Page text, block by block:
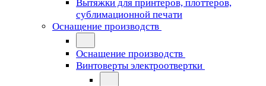
Вытяжки для принтеров, плоттеров,
сублимационной печати
Оснащение производств
Оснащение производств
Винтоверты электроотвертки